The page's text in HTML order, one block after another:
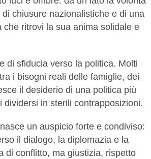
chiusure nazionalistiche e di una
che ritrovi la sua anima solidale e
di sfiducia verso la politica. Molti
i bisogni reali delle famiglie, dei
il desiderio di una politica più
in sterili contrapposizioni.
un auspicio forte e condiviso:
il dialogo, la diplomazia e la
di conflitto, ma giustizia, rispetto